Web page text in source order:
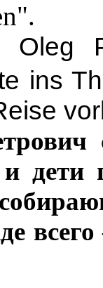
Oleg
ins
дети